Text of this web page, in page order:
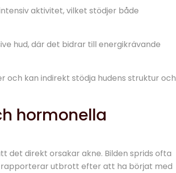
aktivitet, vilket stödjer både
hud, där det bidrar till energikrävande
och kan indirekt stödja hudens struktur och
hormonella
det direkt orsakar akne. Bilden sprids ofta
rapporterar utbrott efter att ha börjat med